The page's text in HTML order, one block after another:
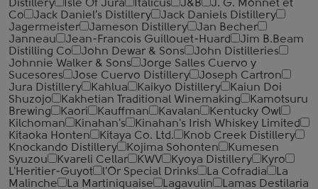
Distillery
Isle Of Jura Italicus J&B
J. G. Monnet et
Co
Jack Daniel's Distillery
Jack Daniels Distillery
Jagermeister
Jameson Distillery
Jan Becher
Janneau
Jean-Francois Guillouet-Huard
Jim B.Beam
Distilling Co
John Dewar & Sons
John Distilleries
Johnnie Walker & Sons
Jorge Salles Cuervo y
Sucesores
Jose Cuervo Distillery
Joseph Cartron
Jura Distillery
Kahlua Kaikyo Distillery
Kaiun Doi
Shuzojo
Kakhetian Traditional Winemaking
Kamotsuru
Brewing
Kaori Kauffman Kavalan
Kentucky Owl
Kilchoman
Kinahan's
Kinahan's Irish Whiskey Limited
Kitaoka Honten
Kitaya Co. Ltd.
Knob Creek Distillery
Knockando Distillery
Kojima Sohonten
Kumesen
Syuzou
Kvareli Cellar KWV Kyoya Distillery
Kyro
L'Heritier-Guyot
l'Or Special Drinks La Cofradia
La
Malinche
La Martiniquaise Lagavulin
Lamas Destilaria